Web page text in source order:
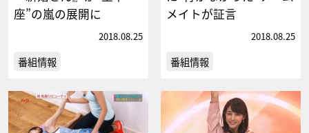
座”の嵐の展開に
2018.08.25
番組情報
メイトが証言
2018.08.25
番組情報